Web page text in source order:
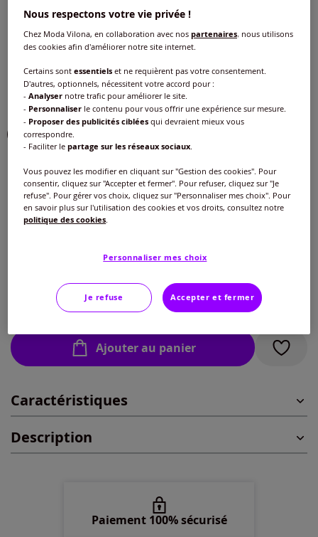
coulisse et lien à nouer
Réf : 473.195.033 5 /5- 1avis
Couleur :mauve
Choisir une couleur :
Modèle :
Taille standard
Longueur courte
Taille :
Disponible dans 7 semaines
En stock
46 -En stock
48 -En stock
Ajouter au panier
Caractéristiques
Description
Paiement 100% sécurisé
Nous respectons votre vie privée !
Chez Moda Vilona, en collaboration avec nospartenaires, nous utilisons
des cookies afin d'améliorer notre site internet.
Certains sontessentiels et ne requièrent pas votre consentement.
D'autres, optionnels, nécessitent votre accord pour :
-Analyser notre trafic pour améliorer le site.
- Personnaliser le contenu pour vous offrir une expérience sur mesure.
- Proposer des publicités ciblées qui devraient mieux vous
correspondre.
- Faciliter lepartage sur les réseaux sociaux.
Vous pouvez les modifier en cliquant sur "Gestion des cookies". Pour
consentir, cliquez sur "Accepter et fermer". Pour refuser, cliquez sur "Je
refuse". Pour gérer vos choix, cliquez sur "Personnaliser mes choix". Pour
en savoir plus sur l'utilisation des cookies et vos droits, consultez notre
politique des cookies.
Personnaliser mes choix
Je refuse Accepter et fermer